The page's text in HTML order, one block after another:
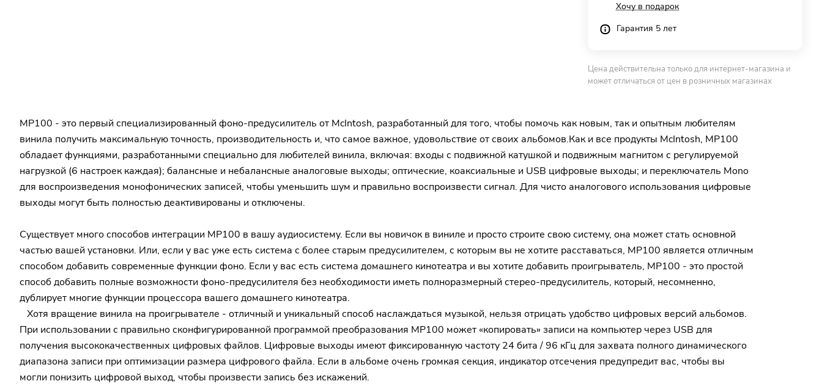
Хочу в подарок
Гарантия 5 лет
Цена действительна только для интернет-магазина и
может отличаться от цен в розничных магазинах
MP100 - это первый специализированный фоно-предусилитель от McIntosh, разработанный для того, чтобы помочь как новым, так и опытным любителям
винила получить максимальную точность, производительность и, что самое важное, удовольствие от своих альбомов.Как и все продукты McIntosh, MP100
обладает функциями, разработанными специально для любителей винила, включая: входы с подвижной катушкой и подвижным магнитом с регулируемой
нагрузкой (6 настроек каждая); балансные и небалансные аналоговые выходы; оптические, коаксиальные и USB цифровые выходы; и переключатель Mono
для воспроизведения монофонических записей, чтобы уменьшить шум и правильно воспроизвести сигнал. Для чисто аналогового использования цифровые
выходы могут быть полностью деактивированы и отключены.
Существует много способов интеграции MP100 в вашу аудиосистему. Если вы новичок в виниле и просто строите свою систему, она может стать основной
частью вашей установки. Или, если у вас уже есть система с более старым предусилителем, с которым вы не хотите расставаться, MP100 является отличным
способом добавить современные функции фоно. Если у вас есть система домашнего кинотеатра и вы хотите добавить проигрыватель, MP100 - это простой
способ добавить полные возможности фоно-предусилителя без необходимости иметь полноразмерный стерео-предусилитель, который, несомненно,
дублирует многие функции процессора вашего домашнего кинотеатра.
Хотя вращение винила на проигрывателе - отличный и уникальный способ наслаждаться музыкой, нельзя отрицать удобство цифровых версий альбомов.
При использовании с правильно сконфигурированной программой преобразования MP100 может «копировать» записи на компьютер через USB для
получения высококачественных цифровых файлов. Цифровые выходы имеют фиксированную частоту 24 бита / 96 кГц для захвата полного динамического
диапазона записи при оптимизации размера цифрового файла. Если в альбоме очень громкая секция, индикатор отсечения предупредит вас, чтобы вы
могли понизить цифровой выход, чтобы произвести запись без искажений.